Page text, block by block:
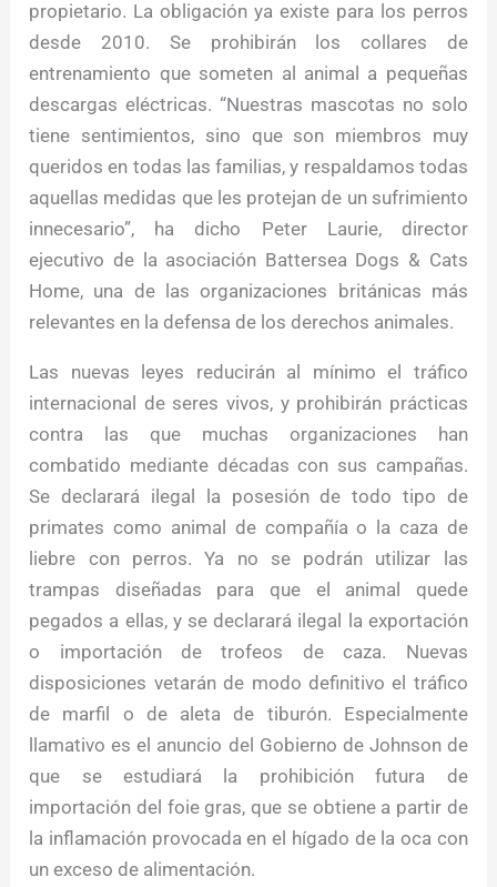
propietario. La obligación ya existe para los perros
desde 2010. Se prohibirán los collares de
entrenamiento que someten al animal a pequeñas
descargas eléctricas. “Nuestras mascotas no solo
tiene sentimientos, sino que son miembros muy
queridos en todas las familias, y respaldamos todas
aquellas medidas que les protejan de un sufrimiento
innecesario”, ha dicho Peter Laurie, director
ejecutivo de la asociación Battersea Dogs & Cats
Home, una de las organizaciones británicas más
relevantes en la defensa de los derechos animales.
Las nuevas leyes reducirán al mínimo el tráfico
internacional de seres vivos, y prohibirán prácticas
contra las que muchas organizaciones han
combatido mediante décadas con sus campañas.
Se declarará ilegal la posesión de todo tipo de
primates como animal de compañía o la caza de
liebre con perros. Ya no se podrán utilizar las
trampas diseñadas para que el animal quede
pegados a ellas, y se declarará ilegal la exportación
o importación de trofeos de caza. Nuevas
disposiciones vetarán de modo definitivo el tráfico
de marfil o de aleta de tiburón. Especialmente
llamativo es el anuncio del Gobierno de Johnson de
que se estudiará la prohibición futura de
importación del foie gras, que se obtiene a partir de
la inflamación provocada en el hígado de la oca con
un exceso de alimentación.